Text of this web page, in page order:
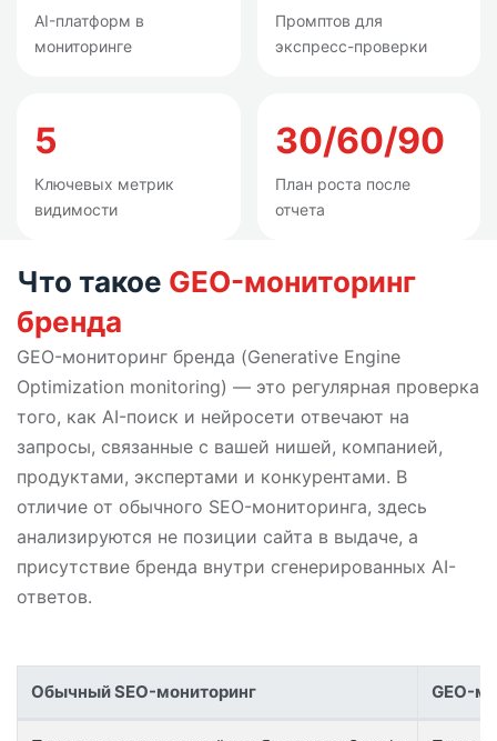
AI-платформ в
мониторинге
Промптов для
экспресс-проверки
5
Ключевых метрик
видимости
30/60/90
План роста после
отчета
Что такое GEO-мониторинг
бренда
GEO-мониторинг бренда (Generative Engine
Optimization monitoring) — это регулярная проверка
того, как AI-поиск и нейросети отвечают на
запросы, связанные с вашей нишей, компанией,
продуктами, экспертами и конкурентами. В
отличие от обычного SEO-мониторинга, здесь
анализируются не позиции сайта в выдаче, а
присутствие бренда внутри сгенерированных AI-
ответов.
Обычный SEO-мониторинг GEO-